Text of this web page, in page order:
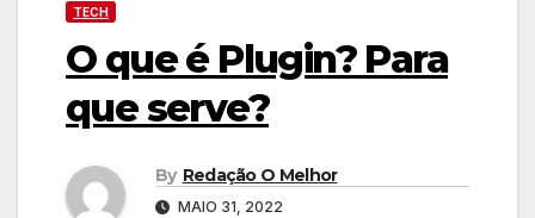
TECH
O que é Plugin? Para
que serve?
By Redação O Melhor
MAIO 31, 2022